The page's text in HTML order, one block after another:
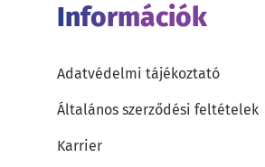
Információk
Adatvédelmi tájékoztató
Általános szerződési feltételek
Karrier